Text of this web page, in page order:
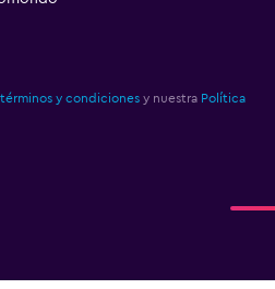
términos y condicionesy nuestra Política